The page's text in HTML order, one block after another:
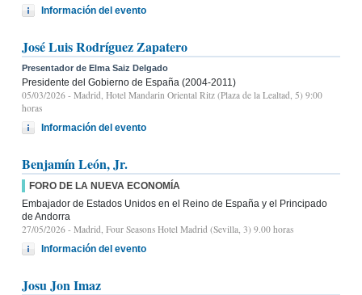
Información del evento
José Luis Rodríguez Zapatero
Presentador de Elma Saiz Delgado
Presidente del Gobierno de España (2004-2011)
05/03/2026 - Madrid, Hotel Mandarin Oriental Ritz (Plaza de la Lealtad, 5) 9:00
horas
Información del evento
Benjamín León, Jr.
FORO DE LA NUEVA ECONOMÍA
Embajador de Estados Unidos en el Reino de España y el Principado
de Andorra
27/05/2026 - Madrid, Four Seasons Hotel Madrid (Sevilla, 3) 9.00 horas
Información del evento
Josu Jon Imaz